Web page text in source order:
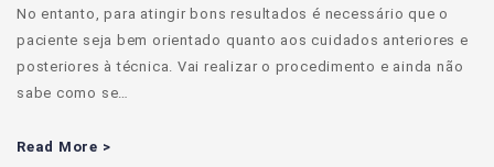
No entanto, para atingir bons resultados é necessário que o
paciente seja bem orientado quanto aos cuidados anteriores e
posteriores à técnica. Vai realizar o procedimento e ainda não
sabe como se…
Read More >